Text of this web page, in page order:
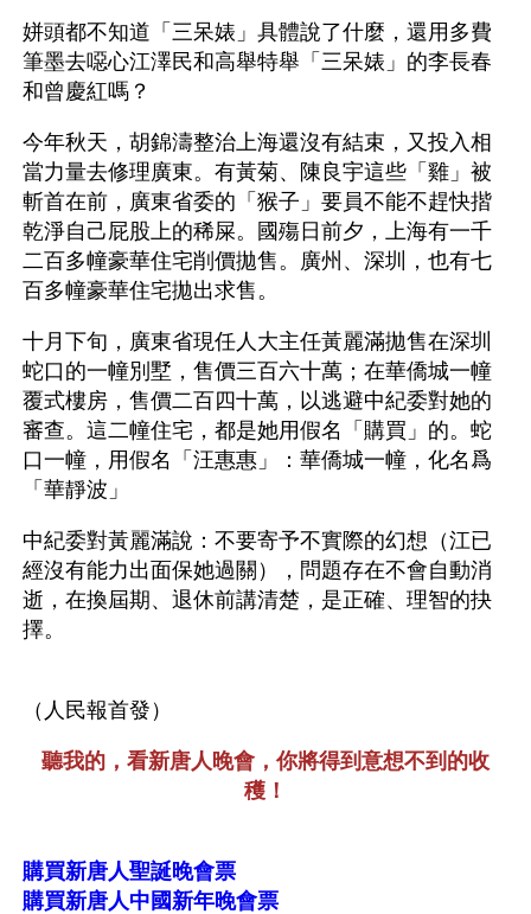
姘頭都不知道「三呆婊」具體說了什麼，還用多費
筆墨去噁心江澤民和高舉特舉「三呆婊」的李長春
和曾慶紅嗎？
今年秋天，胡錦濤整治上海還沒有結束，又投入相
當力量去修理廣東。有黃菊、陳良宇這些「雞」被
斬首在前，廣東省委的「猴子」要員不能不趕快揩
乾淨自己屁股上的稀屎。國殤日前夕，上海有一千
二百多幢豪華住宅削價拋售。廣州、深圳，也有七
百多幢豪華住宅拋出求售。
十月下旬，廣東省現任人大主任黃麗滿拋售在深圳
蛇口的一幢別墅，售價三百六十萬；在華僑城一幢
覆式樓房，售價二百四十萬，以逃避中紀委對她的
審查。這二幢住宅，都是她用假名「購買」的。蛇
口一幢，用假名「汪惠惠」：華僑城一幢，化名爲
「華靜波」
中紀委對黃麗滿說：不要寄予不實際的幻想（江已
經沒有能力出面保她過關），問題存在不會自動消
逝，在換屆期、退休前講清楚，是正確、理智的抉
擇。
（人民報首發）
聽我的，看新唐人晚會，你將得到意想不到的收
穫！
購買新唐人聖誕晚會票
購買新唐人中國新年晚會票